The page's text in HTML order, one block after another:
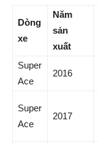
Dòng
xe
Năm
sản
xuất
Super
Ace
2016
Super
Ace
2017